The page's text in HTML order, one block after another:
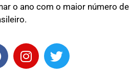
o ano com o maior número